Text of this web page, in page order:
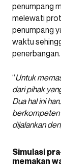
penumpang
melewati
penumpang
waktu
penerbangan.
“Untuk
dari pihak
Dua hal ini
berkompeten
dijalankan
Simulasi
memakan